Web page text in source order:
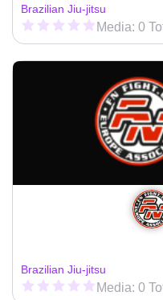
Brazilian Jiu-jitsu
Media: 0
Brazilian Jiu-jitsu
Media: 0